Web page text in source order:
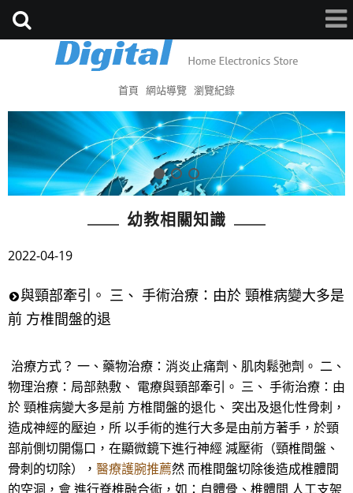
首頁 網站導覽 瀏覽紀錄
幼教相關知識
2022-04-19
與頸部牽引。 三、 手術治療：由於 頸椎病變大多是
前 方椎間盤的退
治療方式？ 一、藥物治療：消炎止痛劑、肌肉鬆弛劑。 二、
物理治療：局部熱敷、 電療與頸部牽引。 三、 手術治療：由
於 頸椎病變大多是前 方椎間盤的退化、 突出及退化性骨刺，
造成神經的壓迫，所 以手術的進行大多是由前方著手，於頸
部前側切開傷口，在顯微鏡下進行神經 減壓術（頸椎間盤、
骨刺的切除）， 醫療護腕推薦然 而椎間盤切除後造成椎體間
的空洞，會 進行脊椎融合術，如：自體骨、椎體間 人工支架